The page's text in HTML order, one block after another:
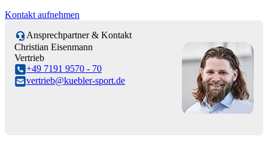
Kontakt aufnehmen
Ansprechpartner & Kontakt
Christian Eisenmann
Vertrieb
+49 7191 9570 - 70
vertrieb@kuebler-sport.de